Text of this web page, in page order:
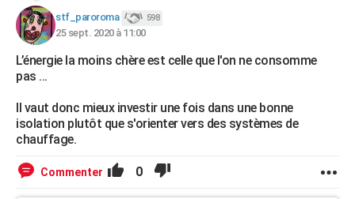
stf_paroroma 598
25 sept. 2020 à 11:00
L’énergie la moins chère est celle que l'on ne consomme
pas ...
Il vaut donc mieux investir une fois dans une bonne
isolation plutôt que s'orienter vers des systèmes de
chauffage.
Commenter 0